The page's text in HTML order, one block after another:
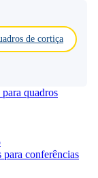
de cortiça
quadros
para conferências